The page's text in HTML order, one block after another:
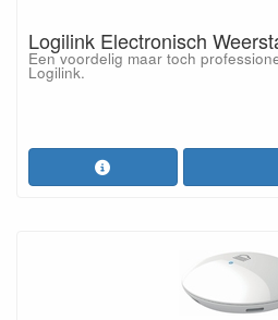
Logilink Electronisch
Een voordelig maar toch
Logilink.